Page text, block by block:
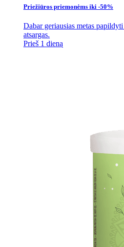
Priežiūros priemonėms iki -50%
Dabar geriausias metas
atsargas.
Prieš 1 dieną